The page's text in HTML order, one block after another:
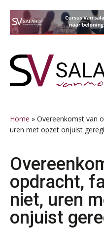
naar
hoofdnavigatie
naar
hoofd
naar
eerste
naar
voettekst
Home » Overeenkomst van
uren met opzet onjuist
opdracht,
niet, uren
onjuist